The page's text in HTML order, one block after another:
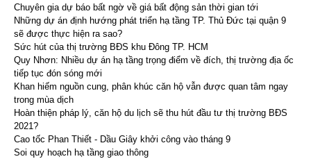
Chuyên gia dự báo bất ngờ về giá bất động sản thời gian tới
Những dự án định hướng phát triển hạ tầng TP. Thủ Đức tại quận 9
sẽ được thực hiện ra sao?
Sức hút của thị trường BĐS khu Đông TP. HCM
Quy Nhơn: Nhiều dự án hạ tầng trọng điểm về đích, thị trường địa ốc
tiếp tục đón sóng mới
Khan hiếm nguồn cung, phân khúc căn hộ vẫn được quan tâm ngay
trong mùa dịch
Hoàn thiện pháp lý, căn hộ du lịch sẽ thu hút đầu tư thị trường BĐS
2021?
Cao tốc Phan Thiết - Dầu Giây khởi công vào tháng 9
Soi quy hoạch hạ tầng giao thông